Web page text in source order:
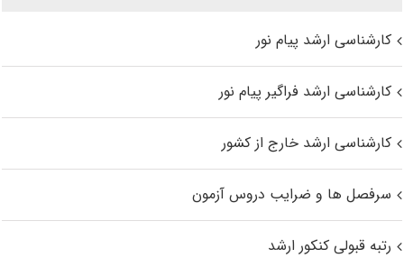
کارشناسی ارشد پیام نور
کارشناسی ارشد فراگیر پیام نور
کارشناسی ارشد خارج از کشور
سرفصل ها و ضرایب دروس آزمون
رتبه قبولی کنکور ارشد